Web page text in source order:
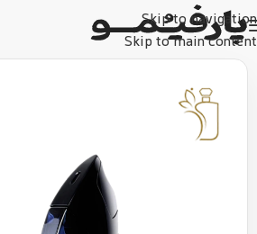
Skip to navigation
Skip to main content